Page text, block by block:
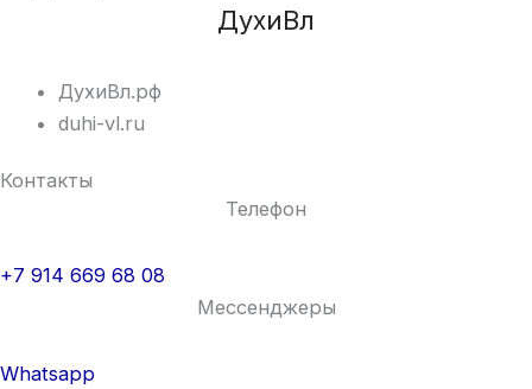
ДухиВл
ДухиВл.рф
duhi-vl.ru
Контакты
Телефон
+7 914 669 68 08
Мессенджеры
Whatsapp